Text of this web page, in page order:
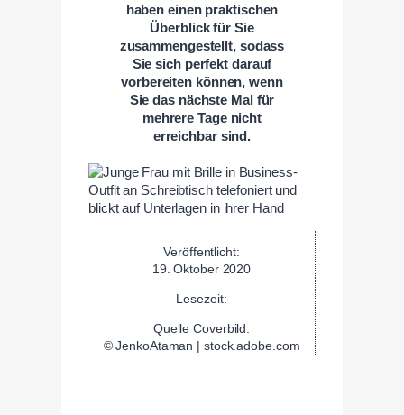
haben einen praktischen
Überblick für Sie
zusammengestellt, sodass
Sie sich perfekt darauf
vorbereiten können, wenn
Sie das nächste Mal für
mehrere Tage nicht
erreichbar sind.
Veröffentlicht:
19. Oktober 2020
Lesezeit:
Quelle Coverbild:
© JenkoAtaman | stock.adobe.com